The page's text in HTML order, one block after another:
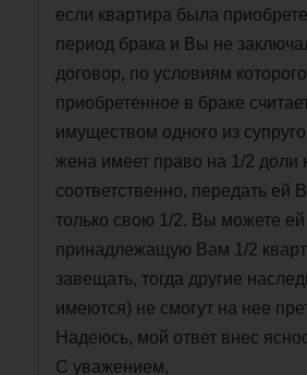
если квартира была
период брака и Вы не
договор, по условиям
приобретенное в браке
имуществом одного из
жена имеет право на 1/2 доли
соответственно, передать ей
только свою 1/2. Вы можете ей
принадлежащую Вам 1/2
завещать, тогда другие
имеются) не смогут на нее
Надеюсь, мой ответ внес
С уважением,